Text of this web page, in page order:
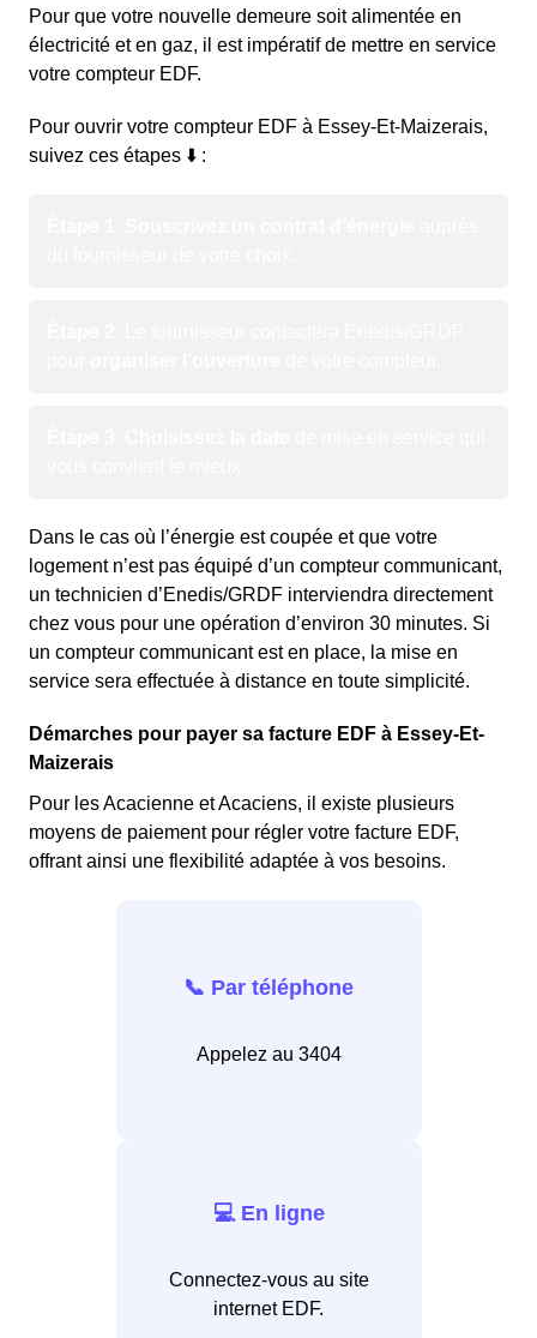
Pour que votre nouvelle demeure soit alimentée en
électricité et en gaz, il est impératif de mettre en service
votre compteur EDF.
Pour ouvrir votre compteur EDF à Essey-Et-Maizerais,
suivez ces étapes ⬇️ :
Dans le cas où l’énergie est coupée et que votre
logement n’est pas équipé d’un compteur communicant,
un technicien d’Enedis/GRDF interviendra directement
chez vous pour une opération d’environ 30 minutes. Si
un compteur communicant est en place, la mise en
service sera effectuée à distance en toute simplicité.
Démarches pour payer sa facture EDF à Essey-Et-
Maizerais
Pour les Acacienne et Acaciens, il existe plusieurs
moyens de paiement pour régler votre facture EDF,
offrant ainsi une flexibilité adaptée à vos besoins.
📞 Par téléphone
Appelez au 3404
💻 En ligne
Connectez-vous au site
internet EDF.